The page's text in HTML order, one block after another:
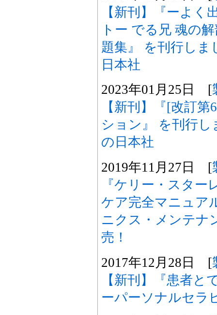
【新刊】『ーよ
トー でる兄 魂の
題集』 を刊行しま
日本社
2023年01月25日 [
【新刊】『[改訂
ション』 を刊行
の日本社
2019年11月27日 [
『ケリー・スタ
ケア完全マニュア
ニクス・メンテナ
売！
2017年12月28日 [
【新刊】『患者と
ーパーソナルセラ